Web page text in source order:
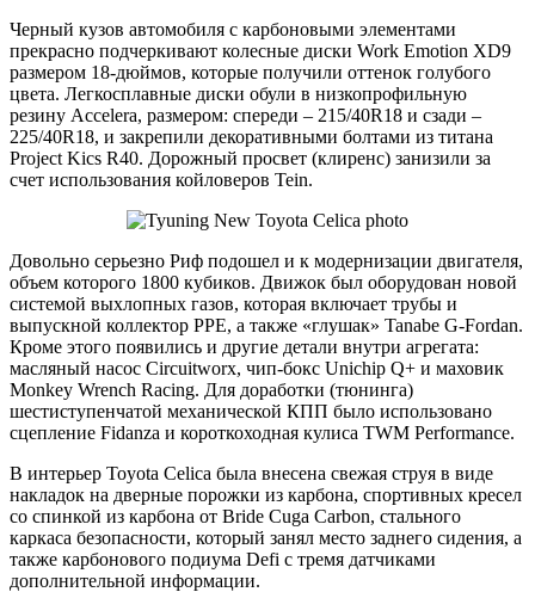
Черный кузов автомобиля с карбоновыми элементами
прекрасно подчеркивают колесные диски Work Emotion XD9
размером 18-дюймов, которые получили оттенок голубого
цвета. Легкосплавные диски обули в низкопрофильную
резину Accelera, размером: спереди – 215/40R18 и сзади –
225/40R18, и закрепили декоративными болтами из титана
Project Kics R40. Дорожный просвет (клиренс) занизили за
счет использования койловеров Tein.
Довольно серьезно Риф подошел и к модернизации двигателя,
объем которого 1800 кубиков. Движок был оборудован новой
системой выхлопных газов, которая включает трубы и
выпускной коллектор PPE, а также «глушак» Tanabe G-Fordan.
Кроме этого появились и другие детали внутри агрегата:
масляный насос Circuitworx, чип-бокс Unichip Q+ и маховик
Monkey Wrench Racing. Для доработки (тюнинга)
шестиступенчатой механической КПП было использовано
сцепление Fidanza и короткоходная кулиса TWM Performance.
В интерьер Toyota Celica была внесена свежая струя в виде
накладок на дверные порожки из карбона, спортивных кресел
со спинкой из карбона от Bride Cuga Carbon, стального
каркаса безопасности, который занял место заднего сидения, а
также карбонового подиума Defi с тремя датчиками
дополнительной информации.